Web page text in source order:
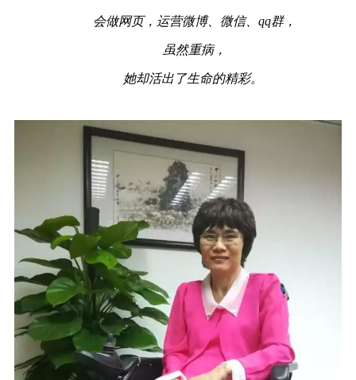
会做网页，运营微博、微信、qq群，
虽然重病，
她却活出了生命的精彩。